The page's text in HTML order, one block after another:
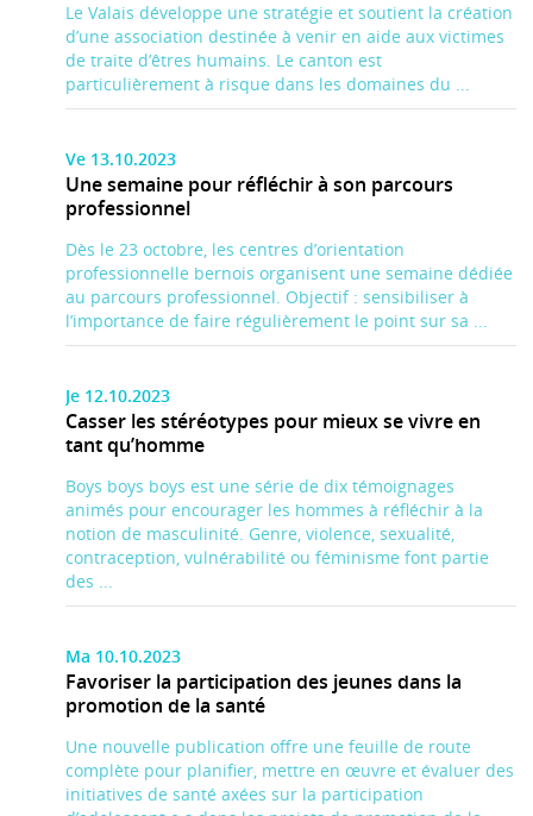
Le Valais développe une stratégie et soutient la création
d’une association destinée à venir en aide aux victimes
de traite d’êtres humains. Le canton est
particulièrement à risque dans les domaines du ...
Ve 13.10.2023
Une semaine pour réfléchir à son parcours
professionnel
Dès le 23 octobre, les centres d’orientation
professionnelle bernois organisent une semaine dédiée
au parcours professionnel. Objectif : sensibiliser à
l’importance de faire régulièrement le point sur sa ...
Je 12.10.2023
Casser les stéréotypes pour mieux se vivre en
tant qu’homme
Boys boys boys est une série de dix témoignages
animés pour encourager les hommes à réfléchir à la
notion de masculinité. Genre, violence, sexualité,
contraception, vulnérabilité ou féminisme font partie
des ...
Ma 10.10.2023
Favoriser la participation des jeunes dans la
promotion de la santé
Une nouvelle publication offre une feuille de route
complète pour planifier, mettre en œuvre et évaluer des
initiatives de santé axées sur la participation